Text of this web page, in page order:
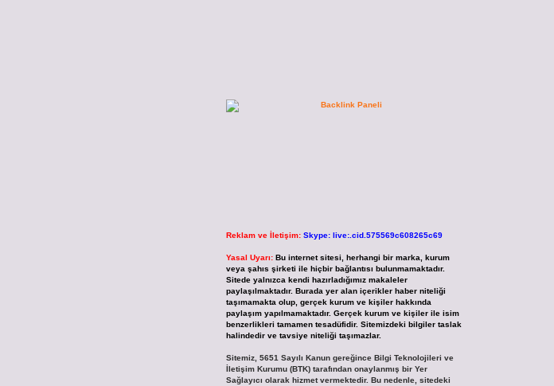
Reklam ve İletişim: Skype: live:.cid.575569c608265c69
Yasal Uyarı: Bu internet sitesi, herhangi bir marka, kurum
veya şahıs şirketi ile hiçbir bağlantısı bulunmamaktadır.
Sitede yalnızca kendi hazırladığımız makaleler
paylaşılmaktadır. Burada yer alan içerikler haber niteliği
taşımamakta olup, gerçek kurum ve kişiler hakkında
paylaşım yapılmamaktadır. Gerçek kurum ve kişiler ile isim
benzerlikleri tamamen tesadüfidir. Sitemizdeki bilgiler taslak
halindedir ve tavsiye niteliği taşımazlar.
Sitemiz, 5651 Sayılı Kanun gereğince Bilgi Teknolojileri ve
İletişim Kurumu (BTK) tarafından onaylanmış bir Yer
Sağlayıcı olarak hizmet vermektedir. Bu nedenle, sitedeki